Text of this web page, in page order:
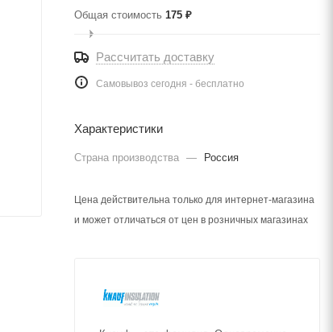
Общая стоимость 175 ₽
Рассчитать доставку
Самовывоз сегодня - бесплатно
Характеристики
Страна производства — Россия
Цена действительна только для интернет-магазина
и может отличаться от цен в розничных магазинах